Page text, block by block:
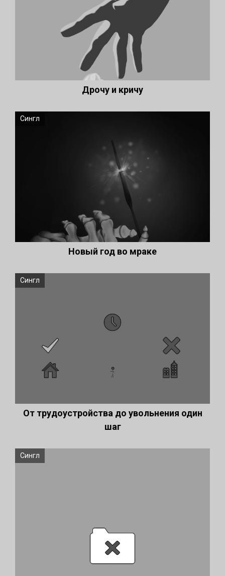
Дрочу и кричу
Сингл
Новый год во мраке
Сингл
От трудоустройства до увольнения один
шаг
Сингл